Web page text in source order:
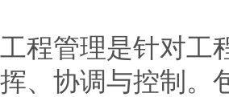
工程管理是针对工
挥、协调与控制。